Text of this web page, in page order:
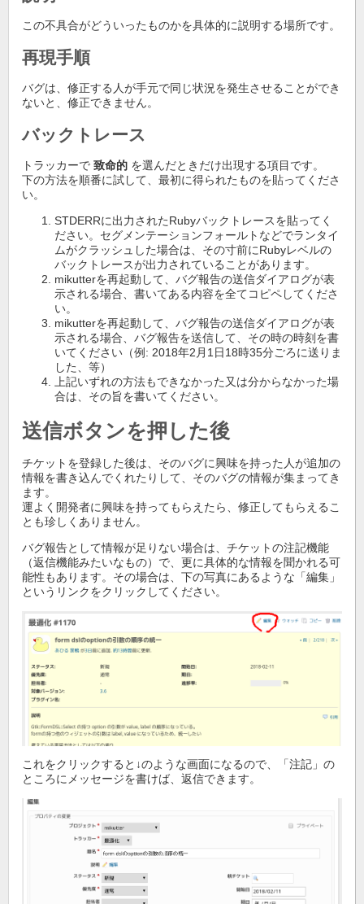
この不具合がどういったものかを具体的に説明する場所です。
再現手順
バグは、修正する人が手元で同じ状況を発生させることができ
ないと、修正できません。
バックトレース
トラッカーで 致命的 を選んだときだけ出現する項目です。
下の方法を順番に試して、最初に得られたものを貼ってくださ
い。
STDERRに出力されたRubyバックトレースを貼ってく
ださい。セグメンテーションフォールトなどでランタイ
ムがクラッシュした場合は、その寸前にRubyレベルの
バックトレースが出力されていることがあります。
mikutterを再起動して、バグ報告の送信ダイアログが表
示される場合、書いてある内容を全てコピペしてくださ
い。
mikutterを再起動して、バグ報告の送信ダイアログが表
示される場合、バグ報告を送信して、その時の時刻を書
いてください（例: 2018年2月1日18時35分ごろに送りま
した、等）
上記いずれの方法もできなかった又は分からなかった場
合は、その旨を書いてください。
送信ボタンを押した後
チケットを登録した後は、そのバグに興味を持った人が追加の
情報を書き込んでくれたりして、そのバグの情報が集まってき
ます。
運よく開発者に興味を持ってもらえたら、修正してもらえるこ
とも珍しくありません。
バグ報告として情報が足りない場合は、チケットの注記機能
（返信機能みたいなもの）で、更に具体的な情報を聞かれる可
能性もあります。その場合は、下の写真にあるような「編集」
というリンクをクリックしてください。
これをクリックすると↓のような画面になるので、「注記」の
ところにメッセージを書けば、返信できます。